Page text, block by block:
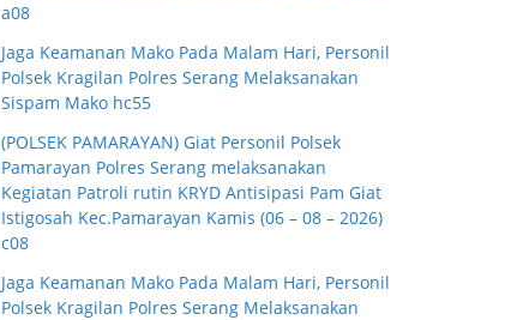
a08
Jaga Keamanan Mako Pada Malam Hari, Personil
Polsek Kragilan Polres Serang Melaksanakan
Sispam Mako hc55
(POLSEK PAMARAYAN) Giat Personil Polsek
Pamarayan Polres Serang melaksanakan
Kegiatan Patroli rutin KRYD Antisipasi Pam Giat
Istigosah Kec.Pamarayan Kamis (06 – 08 – 2026)
c08
Jaga Keamanan Mako Pada Malam Hari, Personil
Polsek Kragilan Polres Serang Melaksanakan